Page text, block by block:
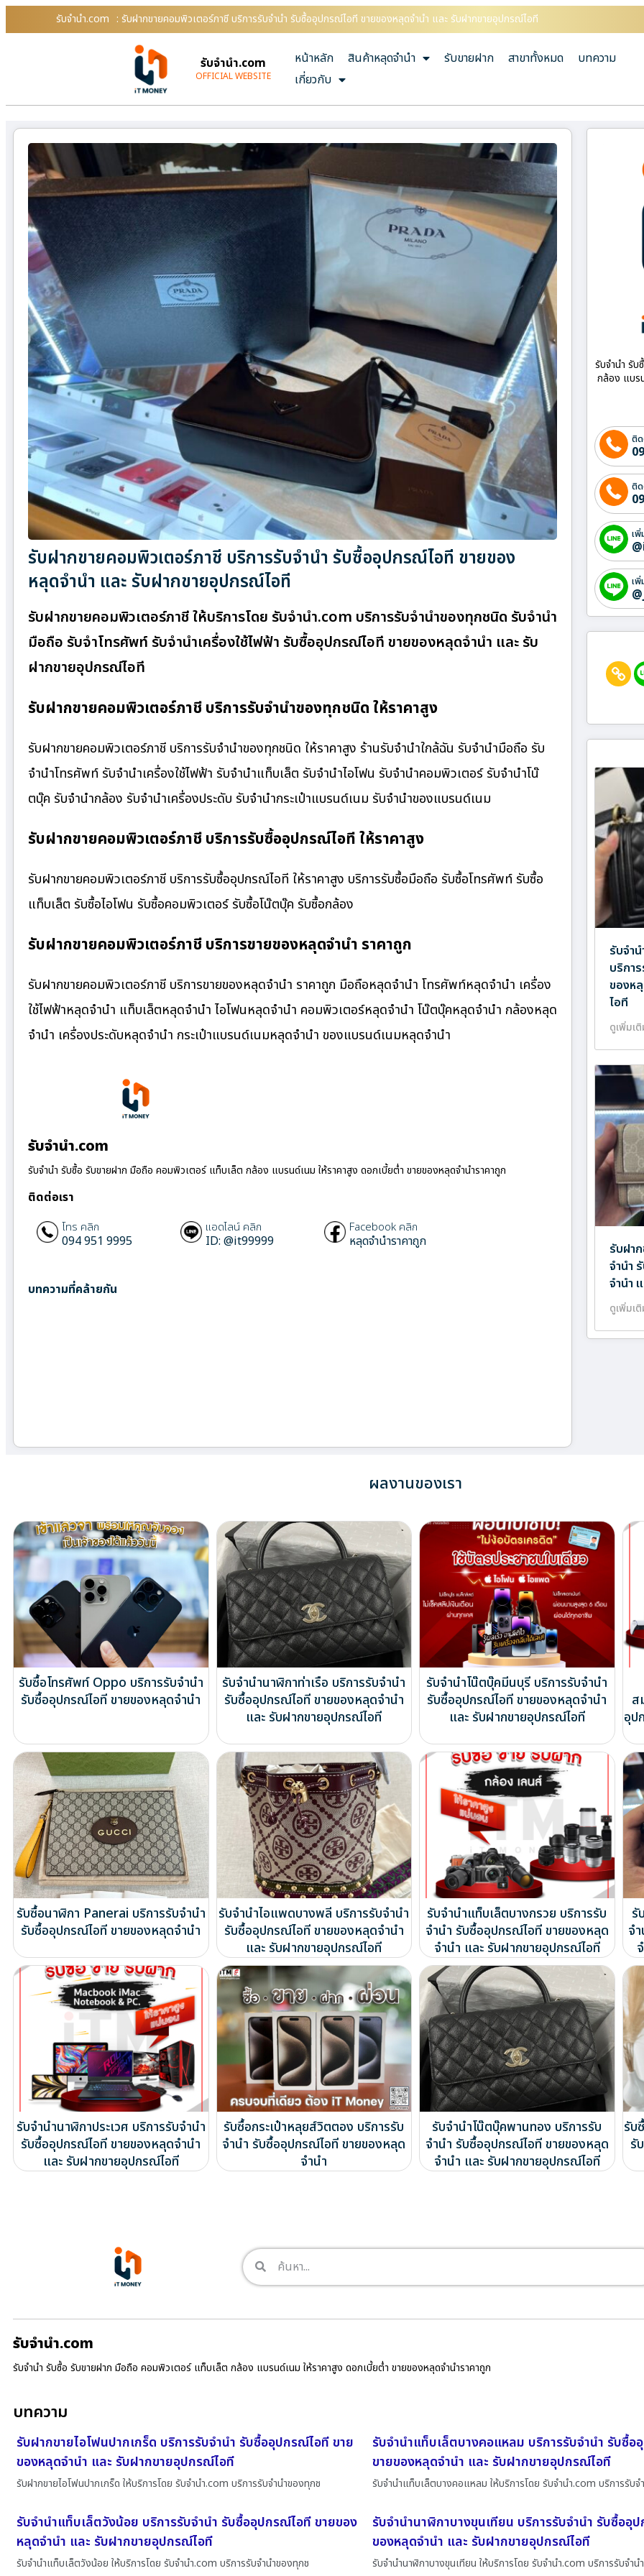
รับจํานํา.com : รับฝากขายคอมพิวเตอร์ภาชี บริการรับจำนำ รับซื้ออุปกรณ์ไอที ขายของหลุดจำนำ และ รับฝากขายอุปกรณ์ไอที
รับจํานํา.com
OFFICIAL WEBSITE
หน้าหลัก สินค้าหลุดจำนำ รับขายฝาก สาขาทั้งหมด
บทความ
เกี่ยวกับ
รับฝากขายคอมพิวเตอร์ภาชี บริการรับจำนำ รับซื้ออุปกรณ์ไอที ขายของ
หลุดจำนำ และ รับฝากขายอุปกรณ์ไอที
รับฝากขายคอมพิวเตอร์ภาชี ให้บริการโดย รับจํานํา.com บริการรับจำนำของทุกชนิด รับจำนำ
มือถือ รับจำโทรศัพท์ รับจำนำเครื่องใช้ไฟฟ้า รับซื้ออุปกรณ์ไอที ขายของหลุดจำนำ และ รับ
ฝากขายอุปกรณ์ไอที
รับฝากขายคอมพิวเตอร์ภาชี บริการรับจำนำของทุกชนิด ให้ราคาสูง
รับฝากขายคอมพิวเตอร์ภาชี บริการรับจำนำของทุกชนิด ให้ราคาสูง ร้านรับจํานําใกล้ฉัน รับจำนำมือถือ รับ
จำนำโทรศัพท์ รับจำนำเครื่องใช้ไฟฟ้า รับจำนำแท็บเล็ต รับจำนำไอโฟน รับจำนำคอมพิวเตอร์ รับจำนำโน๊
ตบุ๊ค รับจำนำกล้อง รับจำนำเครื่องประดับ รับจำนำกระเป๋าแบรนด์เนม รับจำนำของแบรนด์เนม
รับฝากขายคอมพิวเตอร์ภาชี บริการรับซื้ออุปกรณ์ไอที ให้ราคาสูง
รับฝากขายคอมพิวเตอร์ภาชี บริการรับซื้ออุปกรณ์ไอที ให้ราคาสูง บริการรับซื้อมือถือ รับซื้อโทรศัพท์ รับซื้อ
แท็บเล็ต รับซื้อไอโฟน รับซื้อคอมพิวเตอร์ รับซื้อโน๊ตบุ๊ค รับซื้อกล้อง
รับฝากขายคอมพิวเตอร์ภาชี บริการขายของหลุดจำนำ ราคาถูก
รับฝากขายคอมพิวเตอร์ภาชี บริการขายของหลุดจำนำ ราคาถูก มือถือหลุดจำนำ โทรศัพท์หลุดจำนำ เครื่อง
ใช้ไฟฟ้าหลุดจำนำ แท็บเล็ตหลุดจำนำ ไอโฟนหลุดจำนำ คอมพิวเตอร์หลุดจำนำ โน๊ตบุ๊คหลุดจำนำ กล้องหลุด
จำนำ เครื่องประดับหลุดจำนำ กระเป๋าแบรนด์เนมหลุดจำนำ ของแบรนด์เนมหลุดจำนำ
รับจํานํา.com
รับจำนำ รับซื้อ รับขายฝาก มือถือ คอมพิวเตอร์ แท็บเล็ต กล้อง แบรนด์เนม ให้ราคาสูง ดอกเบี้ยต่ำ ขายของหลุดจำนำราคาถูก
ติดต่อเรา
โทร คลิก
094 951 9995
แอดไลน์ คลิก
ID: @it99999
Facebook คลิก
หลุดจำนำราคาถูก
บทความที่คล้ายกัน
รับจำนำ รั
กล้อง แบร
ติ
ติ
เ
เ
รับจำ
บริกา
ของห
ไอที
ดูเพิ่มเ
รับฝา
จำนำ
จำนำ
ดูเพิ่มเ
ผลงานของเรา
รับซื้อโทรศัพท์ Oppo บริการรับจำนำ
รับซื้ออุปกรณ์ไอที ขายของหลุดจำนำ
รับจำนำนาฬิกาท่าเรือ บริการรับจำนำ
รับซื้ออุปกรณ์ไอที ขายของหลุดจำนำ
และ รับฝากขายอุปกรณ์ไอที
รับจำนำโน๊ตบุ๊คมีนบุรี บริการรับจำนำ
รับซื้ออุปกรณ์ไอที ขายของหลุดจำนำ
และ รับฝากขายอุปกรณ์ไอที
ส
อุป
รับซื้อนาฬิกา Panerai บริการรับจำนำ
รับซื้ออุปกรณ์ไอที ขายของหลุดจำนำ
รับจำนำไอแพดบางพลี บริการรับจำนำ
รับซื้ออุปกรณ์ไอที ขายของหลุดจำนำ
และ รับฝากขายอุปกรณ์ไอที
รับจำนำแท็บเล็ตบางกรวย บริการรับ
จำนำ รับซื้ออุปกรณ์ไอที ขายของหลุด
จำนำ และ รับฝากขายอุปกรณ์ไอที
รั
จ
รับจำนำนาฬิกาประเวศ บริการรับจำนำ
รับซื้ออุปกรณ์ไอที ขายของหลุดจำนำ
และ รับฝากขายอุปกรณ์ไอที
รับซื้อกระเป๋าหลุยส์วิตตอง บริการรับ
จำนำ รับซื้ออุปกรณ์ไอที ขายของหลุด
จำนำ
รับจำนำโน๊ตบุ๊คพานทอง บริการรับ
จำนำ รับซื้ออุปกรณ์ไอที ขายของหลุด
จำนำ และ รับฝากขายอุปกรณ์ไอที
รับ
รั
รับจํานํา.com
รับจำนำ รับซื้อ รับขายฝาก มือถือ คอมพิวเตอร์ แท็บเล็ต กล้อง แบรนด์เนม ให้ราคาสูง ดอกเบี้ยต่ำ ขายของหลุดจำนำราคาถูก
บทความ
รับฝากขายไอโฟนปากเกร็ด บริการรับจำนำ รับซื้ออุปกรณ์ไอที ขาย
ของหลุดจำนำ และ รับฝากขายอุปกรณ์ไอที
รับฝากขายไอโฟนปากเกร็ด ให้บริการโดย รับจํานํา.com บริการรับจำนำของทุกช
รับจำนำแท็บเล็ตบางคอแหลม บริการรับจำนำ รับซื้
ขายของหลุดจำนำ และ รับฝากขายอุปกรณ์ไอที
รับจำนำแท็บเล็ตบางคอแหลม ให้บริการโดย รับจํานํา.com บริการรับจ
รับจำนำแท็บเล็ตวังน้อย บริการรับจำนำ รับซื้ออุปกรณ์ไอที ขายของ
หลุดจำนำ และ รับฝากขายอุปกรณ์ไอที
รับจำนำแท็บเล็ตวังน้อย ให้บริการโดย รับจํานํา.com บริการรับจำนำของทุกช
รับจำนำนาฬิกาบางขุนเทียน บริการรับจำนำ รับซื้ออุ
ของหลุดจำนำ และ รับฝากขายอุปกรณ์ไอที
รับจำนำนาฬิกาบางขุนเทียน ให้บริการโดย รับจํานํา.com บริการรับจำน